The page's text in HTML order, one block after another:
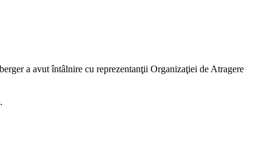
a avut întâlnire cu reprezentanţii Organizaţiei de Atragere